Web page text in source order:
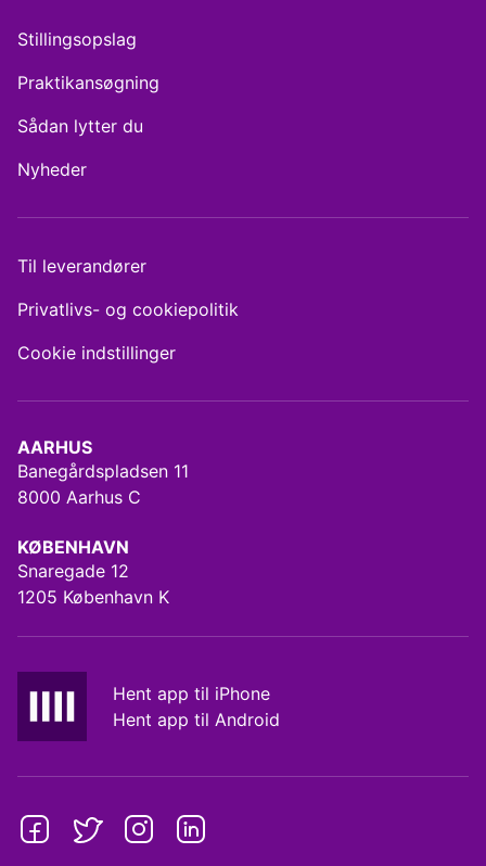
AARHUS
Banegårdspladsen 11
8000 Aarhus C
KØBENHAVN
Snaregade 12
1205 København K
Hent app til iPhone
Hent app til Android
Stillingsopslag
Praktikansøgning
Sådan lytter du
Nyheder
Til leverandører
Privatlivs- og cookiepolitik
Cookie indstillinger